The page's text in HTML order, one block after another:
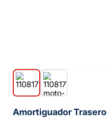
Amortiguador Trasero